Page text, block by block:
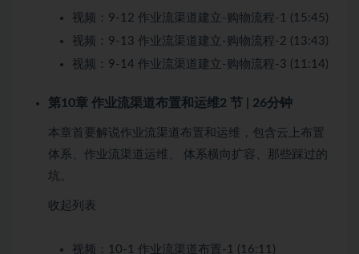
视频： 9-12 作业流渠道建立-购物流程-1 (15:45)
视频： 9-13 作业流渠道建立-购物流程-2 (13:43)
视频： 9-14 作业流渠道建立-购物流程-3 (11:14)
第10章 作业流渠道布置和运维2 节 | 26分钟
本章首要解说作业流渠道布置和运维，包含云上布置
体系、作业流渠道运维、 体系横向扩容、那些踩过的
坑。
收起列表
视频： 10-1 作业流渠道布置-1 (16:11)